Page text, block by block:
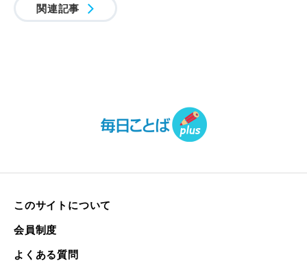
関連記事
このサイトについて
会員制度
よくある質問